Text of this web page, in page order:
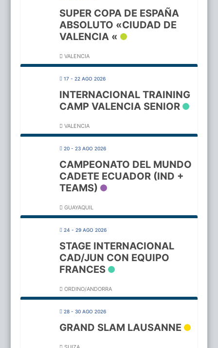
SUPER COPA DE ESPAÑA
ABSOLUTO «CIUDAD DE
VALENCIA «
VALENCIA
17 - 22 AGO 2026
INTERNACIONAL TRAINING
CAMP VALENCIA SENIOR
VALENCIA
20 - 23 AGO 2026
CAMPEONATO DEL MUNDO
CADETE ECUADOR (IND +
TEAMS)
GUAYAQUIL
24 - 29 AGO 2026
STAGE INTERNACIONAL
CAD/JUN CON EQUIPO
FRANCES
ORDINO/ANDORRA
28 - 30 AGO 2026
GRAND SLAM LAUSANNE